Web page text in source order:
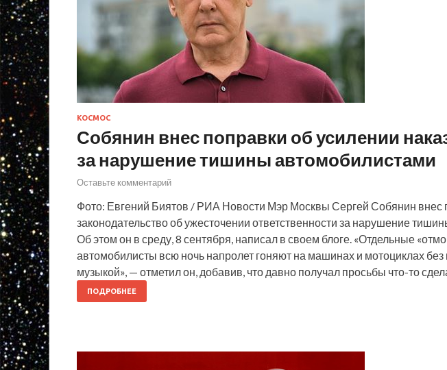
КОСМОС
Собянин внес поправки об усилении
за нарушение тишины автомобилистами
Оставьте комментарий
Фото: Евгений Биятов / РИА Новости Мэр Москвы Сергей Собянин внес
законодательство об ужесточении ответственности за нарушение
Об этом он в среду, 8 сентября, написал в своем блоге. «Отдельные
автомобилисты всю ночь напролет гоняют на машинах и мотоциклах без
музыкой», — отметил он, добавив, что давно получал просьбы что-то
ПОДРОБНЕЕ